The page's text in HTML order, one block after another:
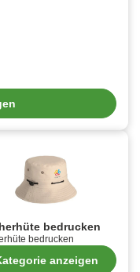
bedrucken
bedrucken
anzeigen